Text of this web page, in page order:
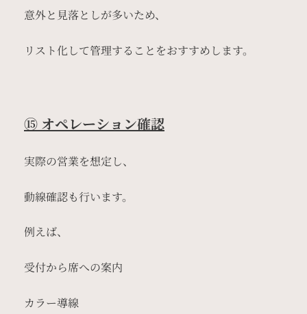
意外と見落としが多いため、
リスト化して管理することをおすすめします。
⑮ オペレーション確認
実際の営業を想定し、
動線確認も行います。
例えば、
受付から席への案内
カラー導線